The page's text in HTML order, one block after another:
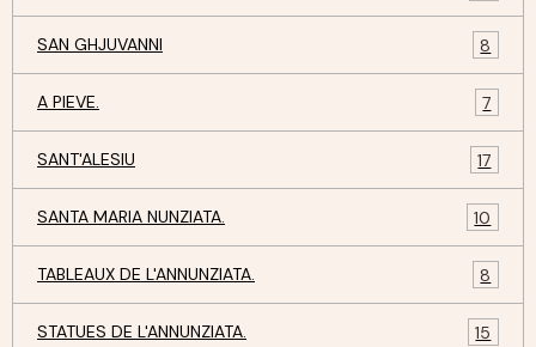
SAN GHJUVANNI 8
A PIEVE. 7
SANT'ALESIU 17
SANTA MARIA NUNZIATA. 10
TABLEAUX DE L'ANNUNZIATA. 8
STATUES DE L'ANNUNZIATA. 15